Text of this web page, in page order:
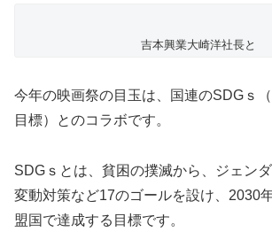
吉本興業大崎洋社長と
今年の映画祭の目玉は、国連のSDGｓ
目標）とのコラボです。
SDGｓとは、貧困の撲滅から、ジェン
変動対策など17のゴールを設け、2030
盟国で達成する目標です。